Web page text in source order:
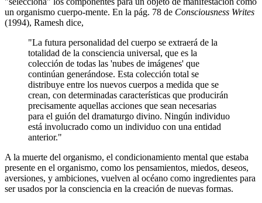
un organismo cuerpo-mente. En la pág. 78 de Consciousness Writes
(1994), Ramesh dice,
"La futura personalidad del cuerpo se extraerá de la
totalidad de la consciencia universal, que es la
colección de todas las 'nubes de imágenes' que
continúan generándose. Esta colección total se
distribuye entre los nuevos cuerpos a medida que se
crean, con determinadas características que producirán
precisamente aquellas acciones que sean necesarias
para el guión del dramaturgo divino. Ningún individuo
está involucrado como un individuo con una entidad
anterior."
A la muerte del organismo, el condicionamiento mental que estaba
presente en el organismo, como los pensamientos, miedos, deseos,
aversiones, y ambiciones, vuelven al océano como ingredientes para
ser usados por la consciencia en la creación de nuevas formas.